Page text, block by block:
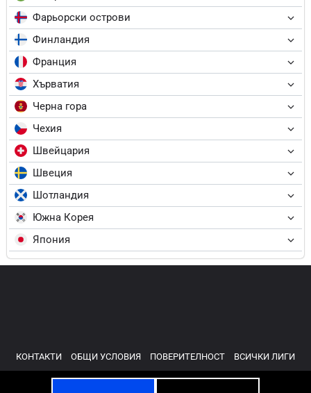
Фарьорски острови
Финландия
Франция
Хърватия
Черна гора
Чехия
Швейцария
Швеция
Шотландия
Южна Корея
Япония
КОНТАКТИ ОБЩИ УСЛОВИЯ ПОВЕРИТЕЛНОСТ ВСИЧКИ ЛИГИ